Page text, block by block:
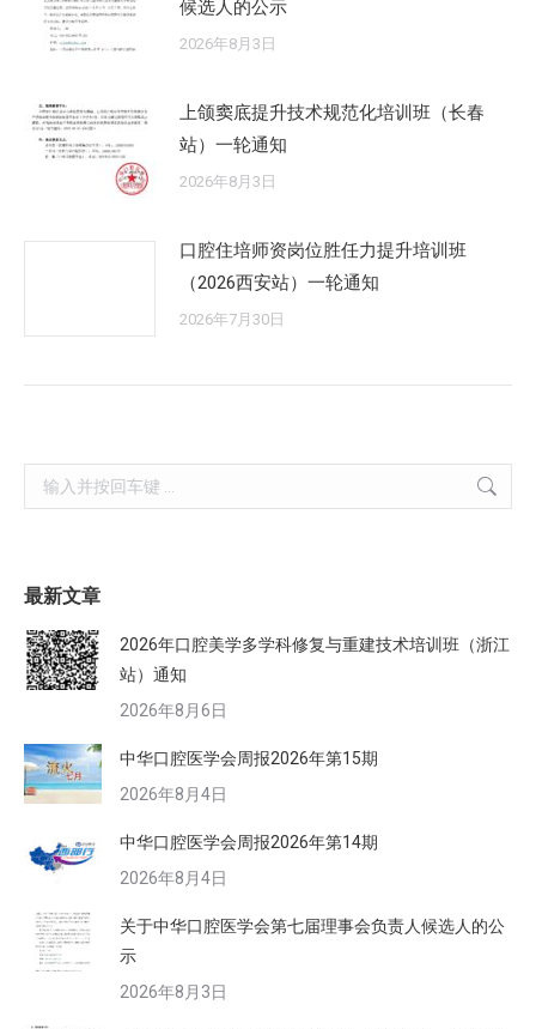
候选人的公示
2026年8月3日
上颌窦底提升技术规范化培训班（长春
站）一轮通知
2026年8月3日
口腔住培师资岗位胜任力提升培训班
（2026西安站）一轮通知
2026年7月30日
Search:
最新文章
2026年口腔美学多学科修复与重建技术培训班（浙江
站）通知
2026年8月6日
中华口腔医学会周报2026年第15期
2026年8月4日
中华口腔医学会周报2026年第14期
2026年8月4日
关于中华口腔医学会第七届理事会负责人候选人的公
示
2026年8月3日